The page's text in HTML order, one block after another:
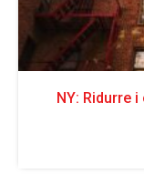
NY: Ridurre